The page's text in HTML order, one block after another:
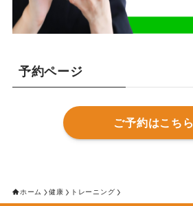
予約ページ
ご予約はこちら
ホーム 健康 トレーニング